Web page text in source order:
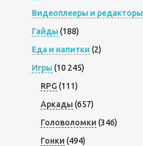
Видеоплееры и редакторы
Гайды (188)
Еда и напитки (2)
Игры (10 245)
RPG (111)
Аркады (657)
Головоломки (346)
Гонки (494)